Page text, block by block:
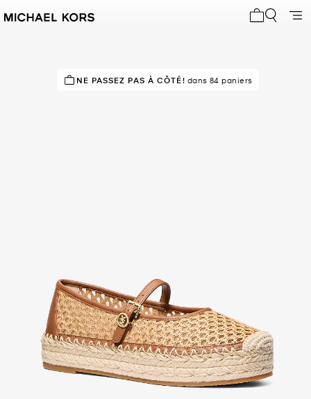
EN DEMANDE ! 67 vendus
NE PASSEZ PAS À CÔTÉ! dans 84 paniers